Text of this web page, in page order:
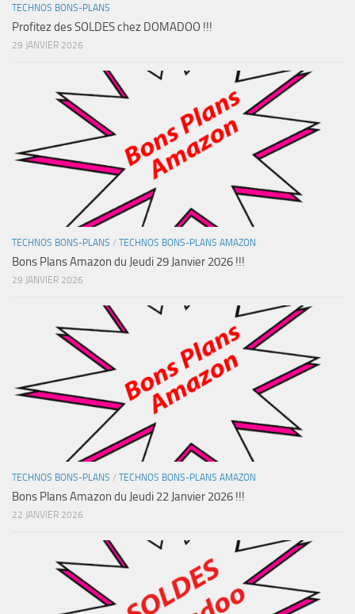
TECHNOS BONS-PLANS
Profitez des SOLDES chez DOMADOO !!!
29 JANVIER 2026
TECHNOS BONS-PLANS / TECHNOS BONS-PLANS AMAZON
Bons Plans Amazon du Jeudi 29 Janvier 2026 !!!
29 JANVIER 2026
TECHNOS BONS-PLANS / TECHNOS BONS-PLANS AMAZON
Bons Plans Amazon du Jeudi 22 Janvier 2026 !!!
22 JANVIER 2026